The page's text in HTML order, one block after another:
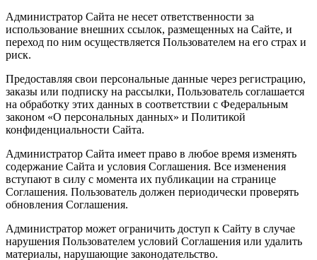
Администратор Сайта не несет ответственности за
использование внешних ссылок, размещенных на Сайте, и
переход по ним осуществляется Пользователем на его страх и
риск.
Предоставляя свои персональные данные через регистрацию,
заказы или подписку на рассылки, Пользователь соглашается
на обработку этих данных в соответствии с Федеральным
законом «О персональных данных» и Политикой
конфиденциальности Сайта.
Администратор Сайта имеет право в любое время изменять
содержание Сайта и условия Соглашения. Все изменения
вступают в силу с момента их публикации на странице
Соглашения. Пользователь должен периодически проверять
обновления Соглашения.
Администратор может ограничить доступ к Сайту в случае
нарушения Пользователем условий Соглашения или удалить
материалы, нарушающие законодательство.